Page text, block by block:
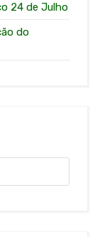
24 de Julho
do